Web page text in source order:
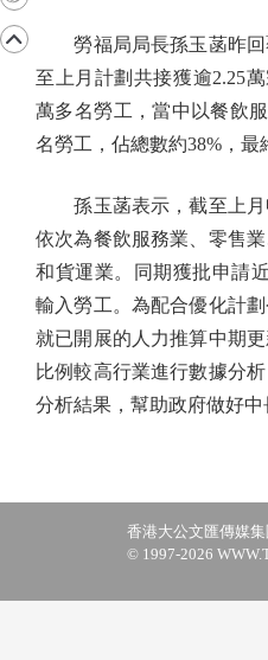
勞福局局長孫玉菡昨回
至上月計劃共接獲逾2.25
萬多名勞工，當中以餐飲
名勞工，佔總數約38%，最
孫玉菡表示，截至上月
依次為餐飲服務業、零售
和貨運業。同期獲批申請
輸入勞工。為配合優化計
就已開展的人力推算中期
比例較高行業進行數據分
分析結果，幫助政府做好中
香港大公文匯傳媒
© 1997-2026